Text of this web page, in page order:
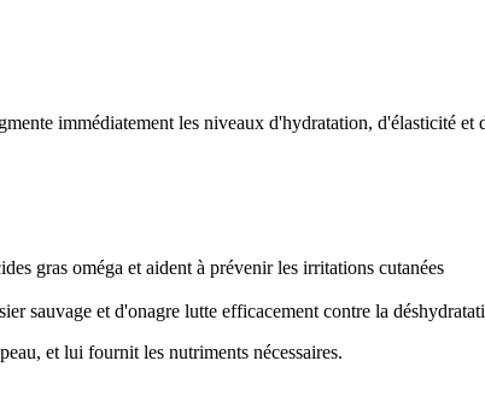
immédiatement les niveaux d'hydratation, d'élasticité
gras oméga et aident à prévenir les irritations cutanées
sauvage et d'onagre lutte efficacement contre la
et lui fournit les nutriments nécessaires.